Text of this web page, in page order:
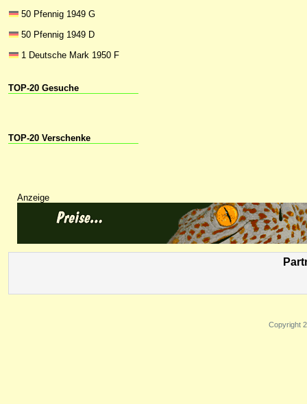
50 Pfennig 1949 G
50 Pfennig 1949 D
1 Deutsche Mark 1950 F
TOP-20 Gesuche
TOP-20 Verschenke
Anzeige
Copyright